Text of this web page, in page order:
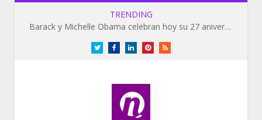
TRENDING
Barack y Michelle Obama celebran hoy su 27 aniversario de bodas
TwitterFacebookLinkedInPinterestRSS